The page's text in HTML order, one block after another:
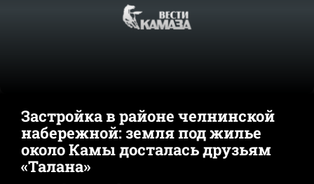
Застройка в районе челнинской
набережной: земля под жилье
около Камы досталась друзьям
«Талана»